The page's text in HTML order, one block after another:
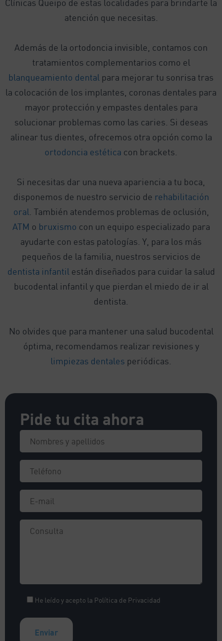
Clínicas Queipo de estas localidades para brindarte la
atención que necesitas.
Además de la ortodoncia invisible, contamos con
tratamientos complementarios como el
blanqueamiento dental para mejorar tu sonrisa tras
la colocación de los implantes, coronas dentales para
mayor protección y empastes dentales para
solucionar problemas como las caries. Si deseas
alinear tus dientes, ofrecemos otra opción como la
ortodoncia estética con brackets.
Si necesitas dar una nueva apariencia a tu boca,
disponemos de nuestro servicio de rehabilitación
oral . También atendemos problemas de oclusión,
ATM o bruxismo con un equipo especializado para
ayudarte con estas patologías. Y, para los más
pequeños de la familia, nuestros servicios de
dentista infantil están diseñados para cuidar la salud
bucodental infantil y que pierdan el miedo de ir al
dentista.
No olvides que para mantener una salud bucodental
óptima, recomendamos realizar revisiones y
limpiezas dentales periódicas.
Pide tu cita ahora
He leído y acepto la Política de Privacidad